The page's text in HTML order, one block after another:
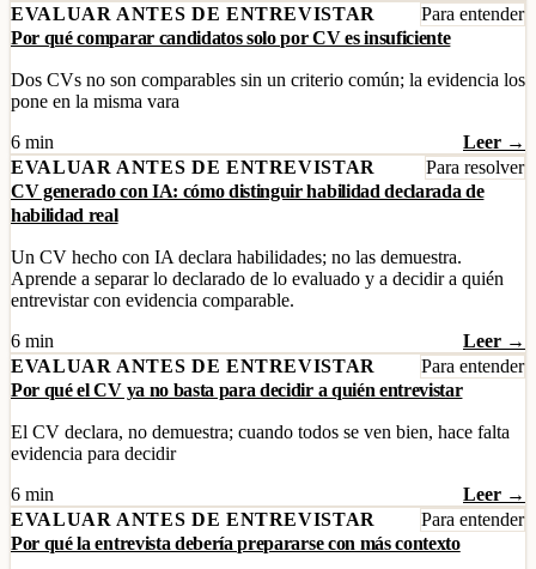
EVALUAR ANTES DE ENTREVISTAR
Para entender
Por qué comparar candidatos solo por CV es insuficiente
Dos CVs no son comparables sin un criterio común; la evidencia los
pone en la misma vara
6 min
Leer →
EVALUAR ANTES DE ENTREVISTAR
Para resolver
CV generado con IA: cómo distinguir habilidad declarada de
habilidad real
Un CV hecho con IA declara habilidades; no las demuestra.
Aprende a separar lo declarado de lo evaluado y a decidir a quién
entrevistar con evidencia comparable.
6 min
Leer →
EVALUAR ANTES DE ENTREVISTAR
Para entender
Por qué el CV ya no basta para decidir a quién entrevistar
El CV declara, no demuestra; cuando todos se ven bien, hace falta
evidencia para decidir
6 min
Leer →
EVALUAR ANTES DE ENTREVISTAR
Para entender
Por qué la entrevista debería prepararse con más contexto